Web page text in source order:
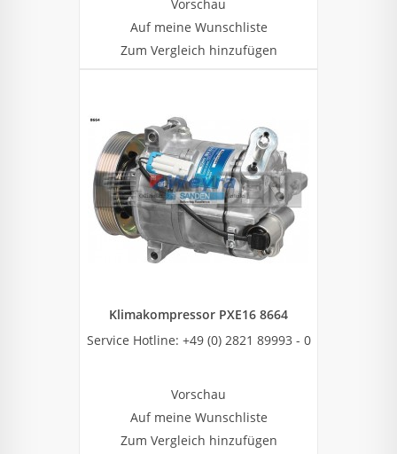
Vorschau
Auf meine Wunschliste
Zum Vergleich hinzufügen
Klimakompressor PXE16 8664
Service Hotline: +49 (0) 2821 89993 - 0
Vorschau
Auf meine Wunschliste
Zum Vergleich hinzufügen